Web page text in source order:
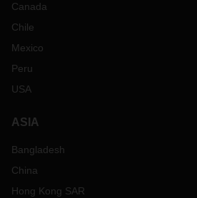
Canada
Chile
Mexico
Peru
USA
ASIA
Bangladesh
China
Hong Kong SAR